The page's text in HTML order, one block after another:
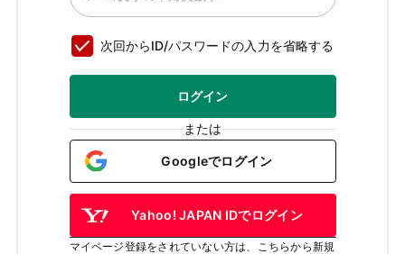
次回からID/パスワードの入力を省略する
ログイン
または
Googleでログイン
Yahoo! JAPAN IDでログイン
マイページ登録をされていない方は、こちらから新規